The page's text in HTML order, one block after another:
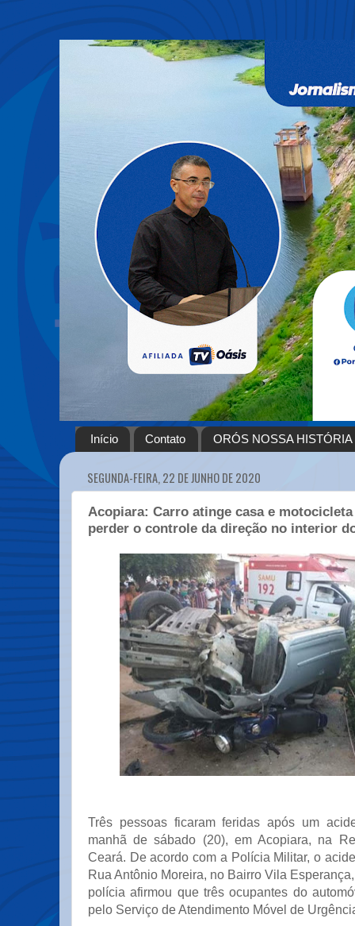
Início Contato ORÓS NOSSA HISTÓRIA
SEGUNDA-FEIRA, 22 DE JUNHO DE 2020
Acopiara: Carro atinge casa e
perder o controle da direção no interior
Três pessoas ficaram feridas após um
manhã de sábado (20), em Acopiara, na
Ceará. De acordo com a Polícia Militar, o
Rua Antônio Moreira, no Bairro Vila
polícia afirmou que três ocupantes do
pelo Serviço de Atendimento Móvel de